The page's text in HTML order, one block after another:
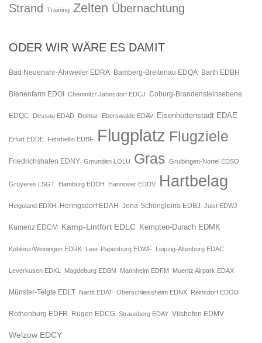
Strand Training Zelten Übernachtung
ODER WIR WÄRE ES DAMIT
Bad Neuenahr-Ahrweiler EDRA Bamberg-Breitenau EDQA Barth EDBH
Bienenfarm EDOI Chemnitz/ Jahnsdorf EDCJ Coburg-Brandensteinsebene
EDQC Dessau EDAD Dolmar Eberswalde EDAV Eisenhüttenstadt EDAE
Erfurt EDDE Fehrbellin EDBF Flugplatz Flugziele
Friedrichshafen EDNY Gmunden LOLU Gras Gruibingen-Nortel EDSO
Gruyeres LSGT Hamburg EDDH Hannover EDDV Hartbelag
Helgoland EDXH Heringsdorf EDAH Jena-Schöngleina EDBJ Juist EDWJ
Kamenz EDCM Kamp-Lintfort EDLC Kempten-Durach EDMK
Koblenz/Winningen EDRK Leer-Papenburg EDWF Leipzig-Altenburg EDAC
Leverkusen EDKL Magdeburg EDBM Mannheim EDFM Mueritz Airpark EDAX
Münster-Telgte EDLT Nardt EDAT Oberschleissheim EDNX Reinsdorf EDOD
Rothenburg EDFR Rügen EDCG Strausberg EDAY Vilshofen EDMV
Welzow EDCY